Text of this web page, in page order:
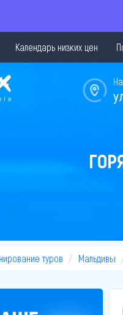
Календарь низких цен
туров Мальдивы